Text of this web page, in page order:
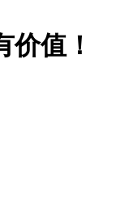
值！